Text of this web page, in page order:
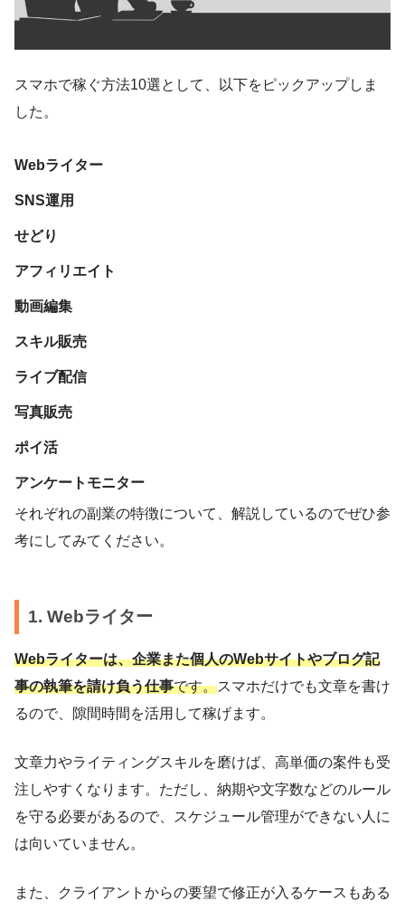
スマホで稼ぐ方法10選として、以下をピックアップしま
した。
Webライター
SNS運用
せどり
アフィリエイト
動画編集
スキル販売
ライブ配信
写真販売
ポイ活
アンケートモニター
それぞれの副業の特徴について、解説しているのでぜひ参
考にしてみてください。
1. Webライター
Webライターは、企業また個人のWebサイトやブログ記
事の執筆を請け負う仕事です。スマホだけでも文章を書け
るので、隙間時間を活用して稼げます。
文章力やライティングスキルを磨けば、高単価の案件も受
注しやすくなります。ただし、納期や文字数などのルール
を守る必要があるので、スケジュール管理ができない人に
は向いていません。
また、クライアントからの要望で修正が入るケースもある